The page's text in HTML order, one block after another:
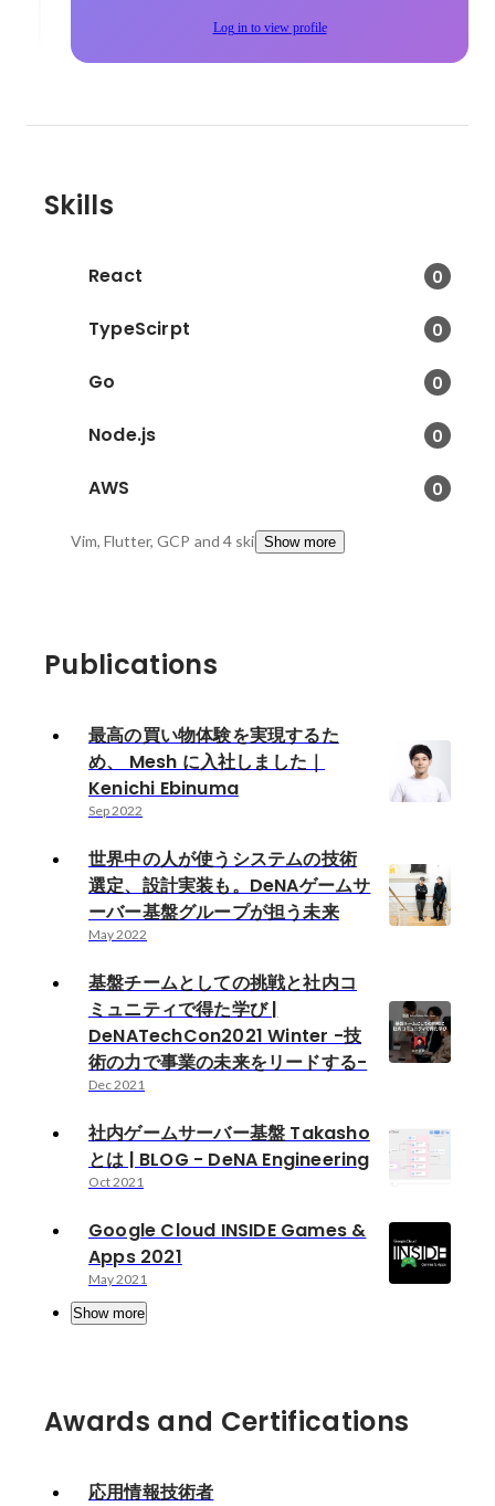
Log in to view profile
Skills
React 0
TypeScirpt 0
Go 0
Node.js 0
AWS 0
Vim, Flutter, GCP and 4 skillsShow more
Publications
最高の買い物体験を実現するた
め、 Mesh に入社しました｜
Kenichi Ebinuma
Sep 2022
世界中の人が使うシステムの技術
選定、設計実装も。DeNAゲームサ
ーバー基盤グループが担う未来
May 2022
基盤チームとしての挑戦と社内コ
ミュニティで得た学び |
DeNATechCon2021 Winter -技
術の力で事業の未来をリードする-
Dec 2021
社内ゲームサーバー基盤 Takasho
とは | BLOG - DeNA Engineering
Oct 2021
Google Cloud INSIDE Games &
Apps 2021
May 2021
Show more
Awards and Certifications
応用情報技術者